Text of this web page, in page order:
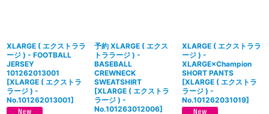
XLARGE ( エクストララ
ージ ) - FOOTBALL
JERSEY
101262013001
[XLARGE ( エクストラ
ラージ ) -
No.101262013001]
予約 XLARGE ( エクス
トララージ ) -
BASEBALL
CREWNECK
SWEATSHIRT
[XLARGE ( エクストラ
ラージ ) -
No.101263012006]
XLARGE ( エクストララ
ージ ) -
XLARGE×Champion
SHORT PANTS
[XLARGE ( エクストラ
ラージ ) -
No.101262031019]